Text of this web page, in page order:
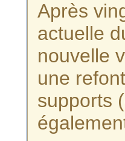
Après
actuelle
nouvelle
une
supports